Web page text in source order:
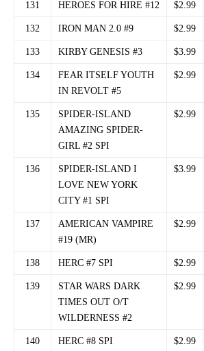
131 HEROES FOR HIRE #12 $2.99
132 IRON MAN 2.0 #9 $2.99
133 KIRBY GENESIS #3 $3.99
134
FEAR ITSELF YOUTH
IN REVOLT #5
$2.99
135
SPIDER-ISLAND
AMAZING SPIDER-
GIRL #2 SPI
$2.99
136
SPIDER-ISLAND I
LOVE NEW YORK
CITY #1 SPI
$3.99
137
AMERICAN VAMPIRE
#19 (MR)
$2.99
138 HERC #7 SPI $2.99
139
STAR WARS DARK
TIMES OUT O/T
WILDERNESS #2
$2.99
140 HERC #8 SPI $2.99